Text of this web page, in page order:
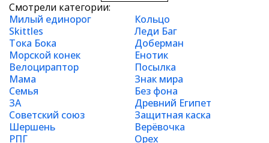
Смотрели категории:
Милый единорог
Кольцо
Skittles
Леди Баг
Тока Бока
Доберман
Морской конек
Енотик
Велоцираптор
Посылка
Мама
Знак мира
Семья
Без фона
ЗА
Древний Египет
Советский союз
Защитная каска
Шершень
Верёвочка
РПГ
Орех